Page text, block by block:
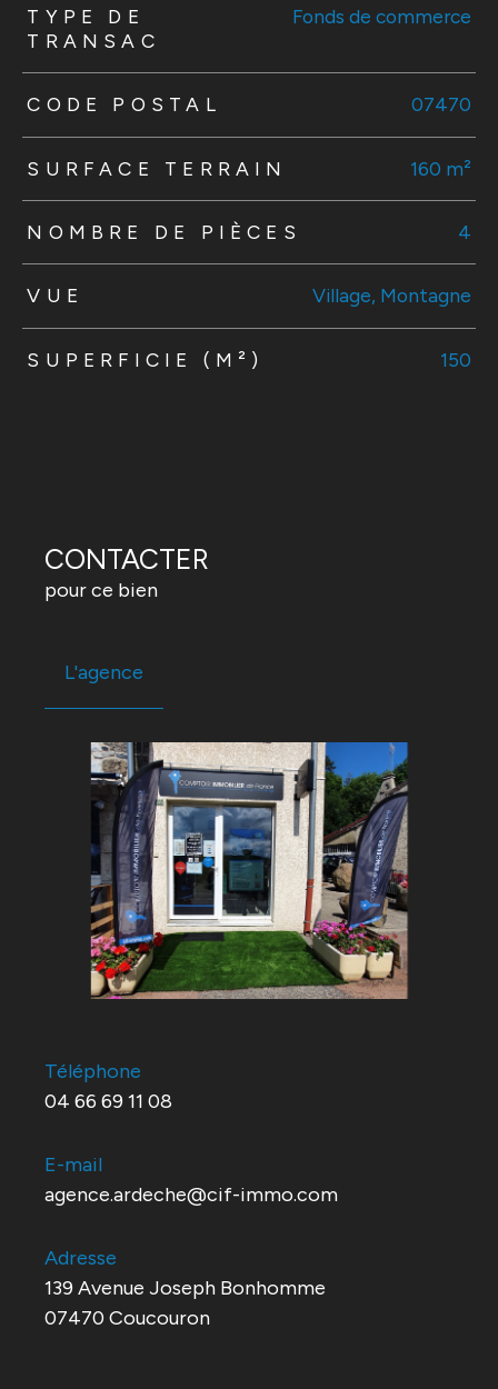
TRAD_ZEPHYR_Caracteristique TRAD_ZEPHYR_Valeurs
TYPE DE
TRANSAC
Fonds de commerce
CODE POSTAL 07470
SURFACE TERRAIN 160 m²
NOMBRE DE PIÈCES 4
VUE Village, Montagne
SUPERFICIE (M²) 150
CONTACTER
pour ce bien
L'agence
Téléphone
04 66 69 11 08
E-mail
agence.ardeche@cif-immo.com
Adresse
139 Avenue Joseph Bonhomme
07470 Coucouron